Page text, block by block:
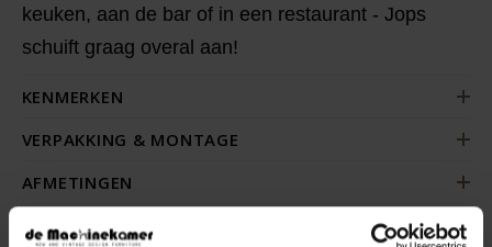
keuken, aan de bar of in een restaurant - Jops
schuift graag overal aan!
KENMERKEN
VERPAKKING & MONTAGE
AFMETINGEN
ZAKELIJK